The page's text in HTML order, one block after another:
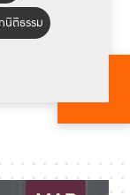
ติธรรม